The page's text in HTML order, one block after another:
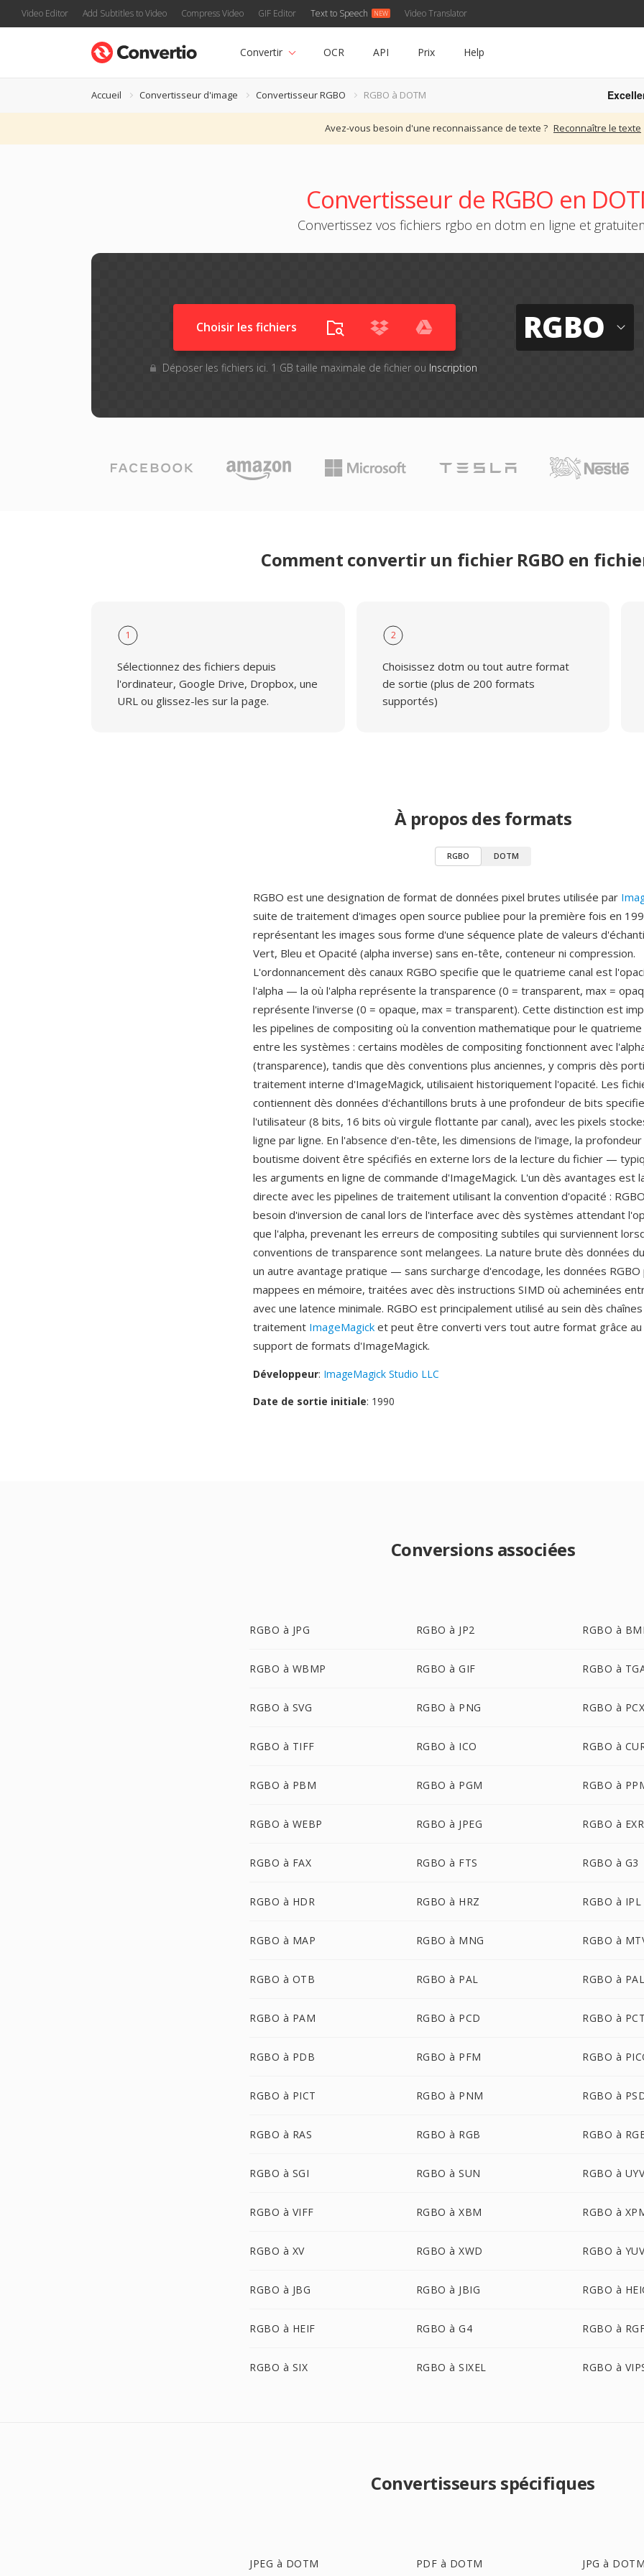
Video Editor Add Subtitles to Video Compress Video GIF Editor Text to Speech Video Translator
Convertir OCR API Prix Help
Accueil Convertisseur d'image Convertisseur RGBO RGBO à DOTM
Avez-vous besoin d'une reconnaissance de texte ? Reconnaître le texte
Convertisseur de RGBO en
Convertissez vos fichiers rgbo en dotm en ligne et
Choisir les fichiers
Déposer les fichiers ici. 1 GB taille maximale de fichier ou Inscription
RGBO
Comment convertir un fichier RGBO en
1
Sélectionnez des fichiers depuis
l'ordinateur, Google Drive, Dropbox, une
URL ou glissez-les sur la page.
2
Choisissez dotm ou tout autre format
de sortie (plus de 200 formats
supportés)
À propos des formats
RGBO DOTM
RGBO est une designation de format de données pixel brutes utilisée par
suite de traitement d'images open source publiee pour la première fois en
représentant les images sous forme d'une séquence plate de valeurs
Vert, Bleu et Opacité (alpha inverse) sans en-tête, conteneur ni compression.
L'ordonnancement dès canaux RGBO specifie que le quatrieme canal est
l'alpha — la où l'alpha représente la transparence (0 = transparent, max =
représente l'inverse (0 = opaque, max = transparent). Cette distinction est
les pipelines de compositing où la convention mathematique pour le quatrieme
entre les systèmes : certains modèles de compositing fonctionnent avec
(transparence), tandis que dès conventions plus anciennes, y compris dès
traitement interne d'ImageMagick, utilisaient historiquement l'opacité. Les
contiennent dès données d'échantillons bruts à une profondeur de bits
l'utilisateur (8 bits, 16 bits où virgule flottante par canal), avec les pixels
ligne par ligne. En l'absence d'en-tête, les dimensions de l'image, la
boutisme doivent être spécifiés en externe lors de la lecture du fichier —
les arguments en ligne de commande d'ImageMagick. L'un dès avantages est
directe avec les pipelines de traitement utilisant la convention d'opacité :
besoin d'inversion de canal lors de l'interface avec dès systèmes attendant
que l'alpha, prevenant les erreurs de compositing subtiles qui surviennent
conventions de transparence sont melangees. La nature brute dès données
un autre avantage pratique — sans surcharge d'encodage, les données
mappees en mémoire, traitées avec dès instructions SIMD où acheminées
avec une latence minimale. RGBO est principalement utilisé au sein dès
traitement ImageMagick et peut être converti vers tout autre format grâce
support de formats d'ImageMagick.
Développeur: ImageMagick Studio LLC
Date de sortie initiale: 1990
Conversions associées
RGBO à JPG RGBO à JP2 RGBO à
RGBO à WBMP RGBO à GIF RGBO à
RGBO à SVG RGBO à PNG RGBO à PCX
RGBO à TIFF RGBO à ICO RGBO à
RGBO à PBM RGBO à PGM RGBO à
RGBO à WEBP RGBO à JPEG RGBO à EXR
RGBO à FAX RGBO à FTS RGBO à G3
RGBO à HDR RGBO à HRZ RGBO à IPL
RGBO à MAP RGBO à MNG RGBO à
RGBO à OTB RGBO à PAL RGBO à
RGBO à PAM RGBO à PCD RGBO à PCT
RGBO à PDB RGBO à PFM RGBO à
RGBO à PICT RGBO à PNM RGBO à
RGBO à RAS RGBO à RGB RGBO à
RGBO à SGI RGBO à SUN RGBO à
RGBO à VIFF RGBO à XBM RGBO à
RGBO à XV RGBO à XWD RGBO à
RGBO à JBG RGBO à JBIG RGBO à
RGBO à HEIF RGBO à G4 RGBO à
RGBO à SIX RGBO à SIXEL RGBO à
Convertisseurs spécifiques
JPEG à DOTM PDF à DOTM JPG à DOTM